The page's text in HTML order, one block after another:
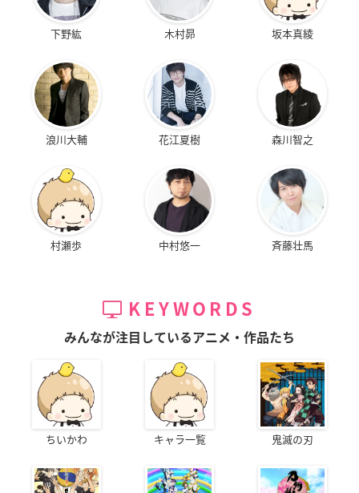
下野紘 木村昴 坂本真綾
浪川大輔 花江夏樹 森川智之
村瀬歩 中村悠一 斉藤壮馬
KEYWORDS
みんなが注目しているアニメ・作品たち
ちいかわ キャラ一覧 鬼滅の刃